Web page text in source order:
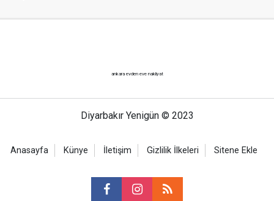
ankara evden eve nakliyat
Diyarbakır Yenigün © 2023
Anasayfa Künye İletişim Gizlilik İlkeleri Sitene Ekle